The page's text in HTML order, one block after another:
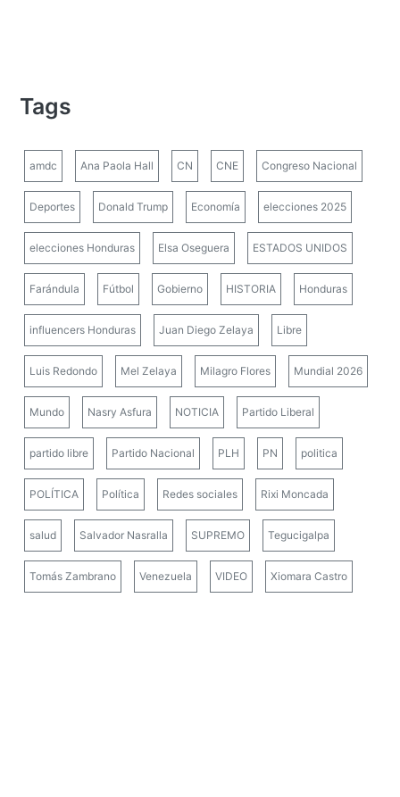
Tags
amdc Ana Paola Hall CN CNE Congreso Nacional
Deportes Donald Trump Economía elecciones 2025
elecciones Honduras Elsa Oseguera ESTADOS UNIDOS
Farándula Fútbol Gobierno HISTORIA Honduras
influencers Honduras Juan Diego Zelaya Libre
Luis Redondo Mel Zelaya Milagro Flores Mundial 2026
Mundo Nasry Asfura NOTICIA Partido Liberal
partido libre Partido Nacional PLH PN politica
POLÍTICA Política Redes sociales Rixi Moncada
salud Salvador Nasralla SUPREMO Tegucigalpa
Tomás Zambrano Venezuela VIDEO Xiomara Castro